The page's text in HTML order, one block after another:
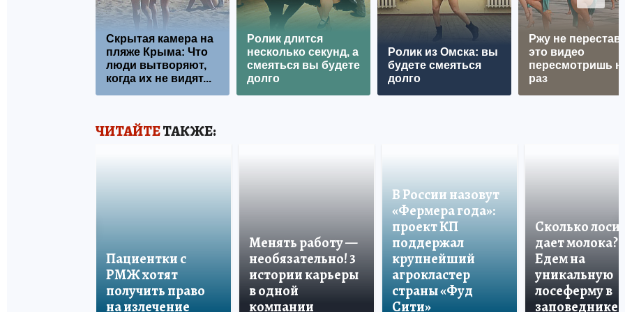
Скрытая камера на
пляже Крыма: Что
люди вытворяют,
когда их не видят...
Ролик длится
несколько секунд, а
смеяться вы будете
долго
Ролик из Омска: вы
будете смеяться
долго
Ржу не
это видео
пересмотришь не
раз
ЧИТАЙТЕТАКЖЕ:
Пациентки с
РМЖ хотят
получить право
на излечение
Менять работу —
необязательно! 3
истории карьеры
в одной
компании
В России назовут
«Фермера года»:
проект КП
поддержал
крупнейший
агрокластер
страны «Фуд
Сити»
Сколько лосиха
дает молока?
Едем на
уникальную
лосеферму в
заповеднике!